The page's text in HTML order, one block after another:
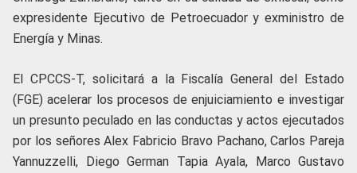
expresidente Ejecutivo de Petroecuador y exministro de
Energía y Minas.
El CPCCS-T, solicitará a la Fiscalía General del Estado
(FGE) acelerar los procesos de enjuiciamiento e investigar
un presunto peculado en las conductas y actos ejecutados
por los señores Alex Fabricio Bravo Pachano, Carlos Pareja
Yannuzzelli, Diego German Tapia Ayala, Marco Gustavo